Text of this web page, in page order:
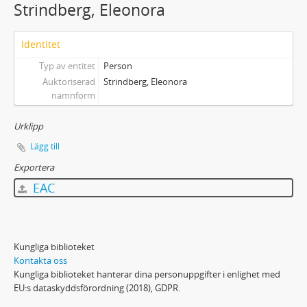
Strindberg, Eleonora
Identitet
Typ av entitet
Person
Auktoriserad
namnform
Strindberg, Eleonora
Urklipp
Lägg till
Exportera
EAC
Kungliga biblioteket
Kontakta oss
Kungliga biblioteket hanterar dina personuppgifter i enlighet med
EU:s dataskyddsförordning (2018), GDPR.